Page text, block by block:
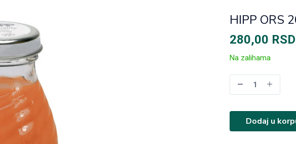
HIPP ORS
280,00 RSD
Na zalihama
Dodaj u